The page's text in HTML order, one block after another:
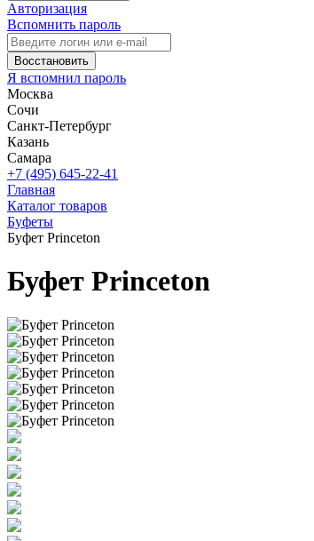
Авторизация
Вспомнить пароль
Восстановить
Я вспомнил пароль
Москва
Сочи
Санкт-Петербург
Казань
Самара
+7 (495) 645-22-41
Главная
Каталог товаров
Буфеты
Буфет Princeton
Буфет Princeton